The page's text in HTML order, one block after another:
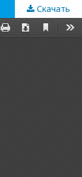
Скачать